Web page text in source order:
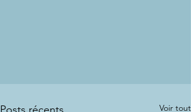
Voir tout